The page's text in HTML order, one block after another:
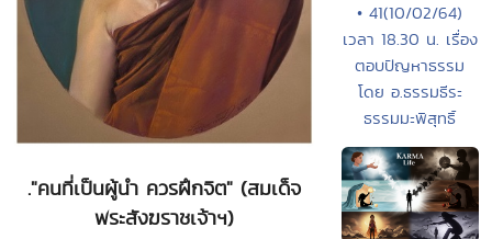
."คนที่เป็นผู้นำ ควรฝึกจิต" (สมเด็จ
พระสังฆราชเจ้าฯ)
• 41(10/02/64)
เวลา 18.30 น. เรื่อง
ตอบปัญหาธรรม
โดย อ.ธรรมธีระ
ธรรมมะพิสุทธิ์